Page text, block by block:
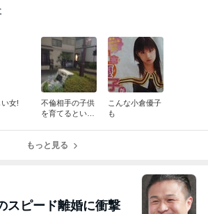
女!
不倫相手の子供
を育てるという
こんな小倉優子
も
もっと見る
スピード離婚に衝撃